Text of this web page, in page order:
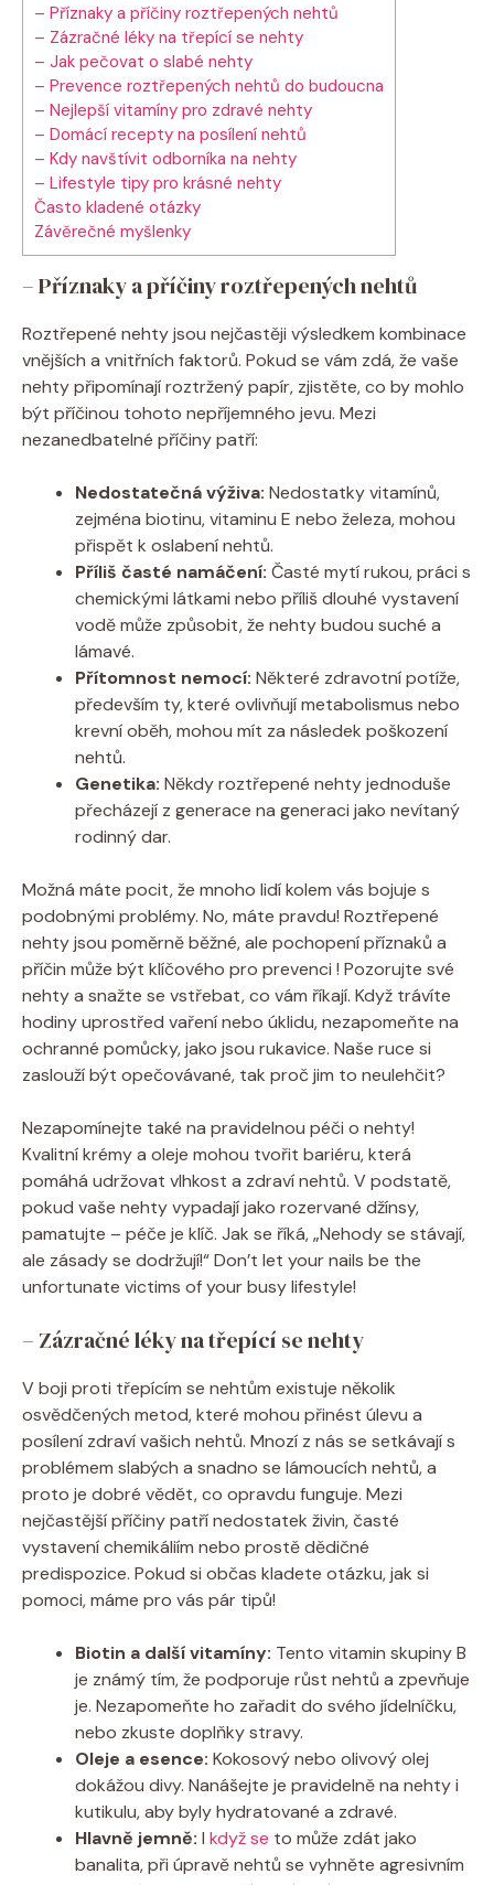
– Příznaky a příčiny roztřepených nehtů
– Zázračné léky na třepící se nehty
– Jak pečovat o slabé nehty
– Prevence roztřepených nehtů do budoucna
– Nejlepší vitamíny pro zdravé nehty
– Domácí recepty na posílení nehtů
– Kdy navštívit odborníka na nehty
– Lifestyle tipy pro krásné nehty
Často kladené otázky
Závěrečné myšlenky
– Příznaky a příčiny roztřepených nehtů
Roztřepené nehty jsou nejčastěji výsledkem kombinace
vnějších a vnitřních faktorů. Pokud se vám zdá, že vaše
nehty připomínají roztržený papír, zjistěte, co by mohlo
být příčinou tohoto nepříjemného jevu. Mezi
nezanedbatelné příčiny patří:
Nedostatečná výživa: Nedostatky vitamínů,
zejména biotinu, vitaminu E nebo železa, mohou
přispět k oslabení nehtů.
Příliš časté namáčení: Časté mytí rukou, práci s
chemickými látkami nebo příliš dlouhé vystavení
vodě může způsobit, že nehty budou suché a
lámavé.
Přítomnost nemocí: Některé zdravotní potíže,
především ty, které ovlivňují metabolismus nebo
krevní oběh, mohou mít za následek poškození
nehtů.
Genetika: Někdy roztřepené nehty jednoduše
přecházejí z generace na generaci jako nevítaný
rodinný dar.
Možná máte pocit, že mnoho lidí kolem vás bojuje s
podobnými problémy. No, máte pravdu! Roztřepené
nehty jsou poměrně běžné, ale pochopení příznaků a
příčin může být klíčového pro prevenci ! Pozorujte své
nehty a snažte se vstřebat, co vám říkají. Když trávíte
hodiny uprostřed vaření nebo úklidu, nezapomeňte na
ochranné pomůcky, jako jsou rukavice. Naše ruce si
zaslouží být opečovávané, tak proč jim to neulehčit?
Nezapomínejte také na pravidelnou péči o nehty!
Kvalitní krémy a oleje mohou tvořit bariéru, která
pomáhá udržovat vlhkost a zdraví nehtů. V podstatě,
pokud vaše nehty vypadají jako rozervané džínsy,
pamatujte – péče je klíč. Jak se říká, „Nehody se stávají,
ale zásady se dodržují!“ Don’t let your nails be the
unfortunate victims of your busy lifestyle!
– Zázračné léky na třepící se nehty
V boji proti třepícím se nehtům existuje několik
osvědčených metod, které mohou přinést úlevu a
posílení zdraví vašich nehtů. Mnozí z nás se setkávají s
problémem slabých a snadno se lámoucích nehtů, a
proto je dobré vědět, co opravdu funguje. Mezi
nejčastější příčiny patří nedostatek živin, časté
vystavení chemikáliím nebo prostě dědičné
predispozice. Pokud si občas kladete otázku, jak si
pomoci, máme pro vás pár tipů!
Biotin a další vitamíny: Tento vitamin skupiny B
je známý tím, že podporuje růst nehtů a zpevňuje
je. Nezapomeňte ho zařadit do svého jídelníčku,
nebo zkuste doplňky stravy.
Oleje a esence: Kokosový nebo olivový olej
dokážou divy. Nanášejte je pravidelně na nehty i
kutikulu, aby byly hydratované a zdravé.
Hlavně jemně: I když se to může zdát jako
banalita, při úpravě nehtů se vyhněte agresivním